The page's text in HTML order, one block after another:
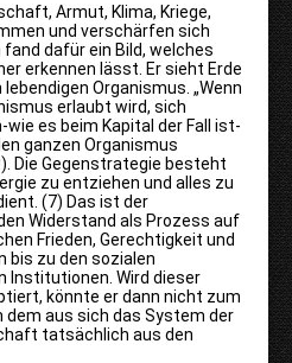
Armut, Klima, Kriege,
und verschärfen sich
dafür ein Bild, welches
erkennen lässt. Er sieht Erde
Organismus. „Wenn
erlaubt wird, sich
-wie es beim Kapital der Fall ist-
ganzen Organismus
Die Gegenstrategie besteht
zu entziehen und alles zu
(7) Das ist der
Widerstand als Prozess auf
Frieden, Gerechtigkeit und
bis zu den sozialen
Institutionen. Wird dieser
könnte er dann nicht zum
dem aus sich das System der
tatsächlich aus den